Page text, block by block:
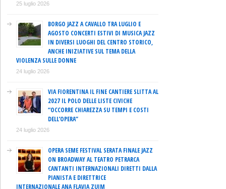
25 luglio 2026
BORGO JAZZ A CAVALLO TRA LUGLIO E
AGOSTO CONCERTI ESTIVI DI MUSICA JAZZ
IN DIVERSI LUOGHI DEL CENTRO STORICO,
ANCHE INIZIATIVE SUL TEMA DELLA
VIOLENZA SULLE DONNE
24 luglio 2026
VIA FIORENTINA IL FINE CANTIERE SLITTA AL
2027 IL POLO DELLE LISTE CIVICHE
“OCCORRE CHIAREZZA SU TEMPI E COSTI
DELL’OPERA”
24 luglio 2026
OPERA SEME FESTIVAL SERATA FINALE JAZZ
ON BROADWAY AL TEATRO PETRARCA
CANTANTI INTERNAZIONALI DIRETTI DALLA
PIANISTA E DIRETTRICE
INTERNAZIONALE ANA FLAVIA ZUIM